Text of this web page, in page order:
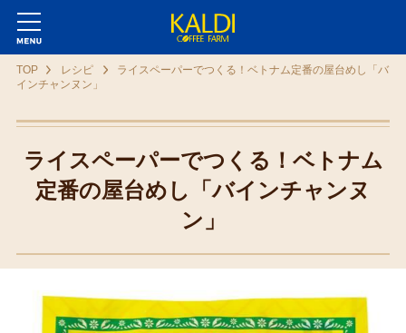
TOP レシピ
ライスペーパーでつくる！ベトナム定番の屋台めし「バ
インチャンヌン」
ライスペーパーでつくる！ベトナム
定番の屋台めし「バインチャンヌ
ン」